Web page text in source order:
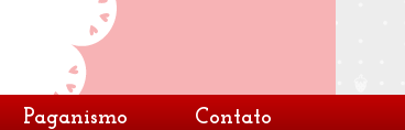
Paganismo Contato